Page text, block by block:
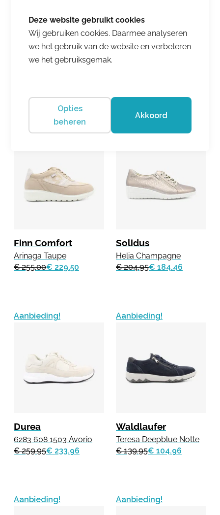
Hartjes
Aanbieding!
Finn Comfort
Arinaga Taupe
€ 255.00€ 229.50
Aanbieding!
Solidus
Helia Champagne
€ 204.95€ 184.46
Aanbieding!
Durea
6283 608 1503 Avorio
€ 259.95€ 233.96
Aanbieding!
Waldlaufer
Teresa Deepblue Notte
€ 139.95€ 104.96
Aanbieding! Aanbieding!
Wij gebruiken cookies. Daarmee analyseren
we het gebruik van de website en verbeteren
we het gebruiksgemak.
Opties
beheren
Akkoord